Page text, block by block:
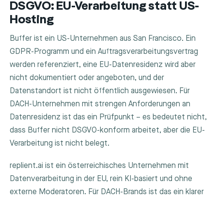
DSGVO: EU-Verarbeitung statt US-
Hosting
Buffer ist ein US-Unternehmen aus San Francisco. Ein
GDPR-Programm und ein Auftragsverarbeitungsvertrag
werden referenziert, eine EU-Datenresidenz wird aber
nicht dokumentiert oder angeboten, und der
Datenstandort ist nicht öffentlich ausgewiesen. Für
DACH-Unternehmen mit strengen Anforderungen an
Datenresidenz ist das ein Prüfpunkt – es bedeutet nicht,
dass Buffer nicht DSGVO-konform arbeitet, aber die EU-
Verarbeitung ist nicht belegt.
replient.ai ist ein österreichisches Unternehmen mit
Datenverarbeitung in der EU, rein KI-basiert und ohne
externe Moderatoren. Für DACH-Brands ist das ein klarer